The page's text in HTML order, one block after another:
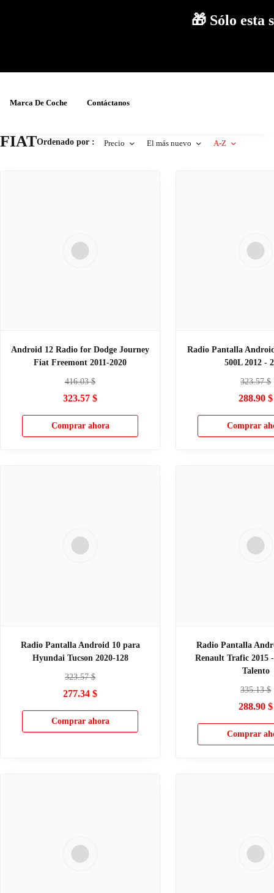
🎁 Sólo
Marca De Coche Contáctanos
FIATOrdenado por : Precio El más nuevo A-Z
Android 12 Radio for Dodge Journey
Fiat Freemont 2011-2020
416.03$
323.57 $
Comprar ahora
Radio Pantalla
500L 2012 -
323.57$
288.90 $
Comprar
Radio Pantalla Android 10 para
Hyundai Tucson 2020-128
323.57$
277.34 $
Comprar ahora
Radio Pantalla
Renault Trafic 2015
Talento
335.13$
288.90 $
Comprar